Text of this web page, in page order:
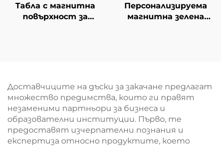
Табла с магнитна
повърхност за
Персонализируема
магнитна зелена
Доставчиците на дъски за закачане предлагат
множество предимства, които ги правят
незаменими партньори за бизнеса и
образователни институции. Първо, те
предоставят изчерпателни познания и
експертиза относно продуктите, което